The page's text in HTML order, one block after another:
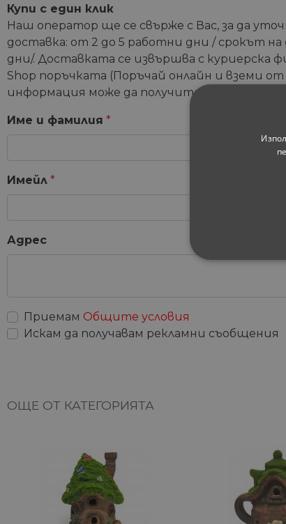
Купи с един клик
Наш оператор ще се свърже с Вас, за да
доставка: от 2 до 5 работни дни / срокът
дни/. Доставката се извършва с куриерска
Shop поръчката (Поръчай онлайн и вземи
информация може да получите от
Име и фамилия *
Имейл *
Адрес
Приемам Общите условия
Искам да получавам рекламни съобщения
ОЩЕ ОТ КАТЕГОРИЯТА
G_ENABLED_IDPS